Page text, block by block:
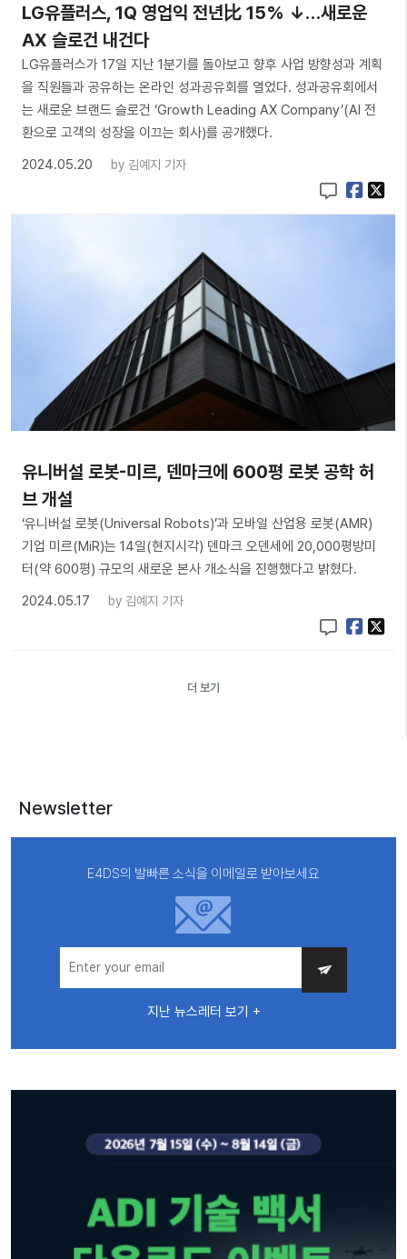
LG유플러스, 1Q 영업익 전년比 15% ↓…새로운
AX 슬로건 내건다
LG유플러스가 17일 지난 1분기를 돌아보고 향후 사업 방향성과 계획
을 직원들과 공유하는 온라인 성과공유회를 열었다. 성과공유회에서
는 새로운 브랜드 슬로건 ‘Growth Leading AX Company’(AI 전
환으로 고객의 성장을 이끄는 회사)를 공개했다.
2024.05.20
by 김예지 기자
유니버설 로봇-미르, 덴마크에 600평 로봇 공학 허
브 개설
‘유니버설 로봇(Universal Robots)’과 모바일 산업용 로봇(AMR)
기업 미르(MiR)는 14일(현지시각) 덴마크 오덴세에 20,000평방미
터(약 600평) 규모의 새로운 본사 개소식을 진행했다고 밝혔다.
2024.05.17
by 김예지 기자
더 보기
Newsletter
E4DS의 발빠른 소식을 이메일로 받아보세요
지난 뉴스레터 보기 +